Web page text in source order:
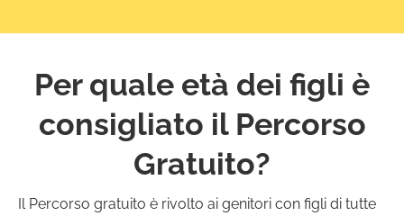
Per quale età dei figli è
consigliato il Percorso
Gratuito?
Il Percorso gratuito è rivolto ai genitori con figli di tutte